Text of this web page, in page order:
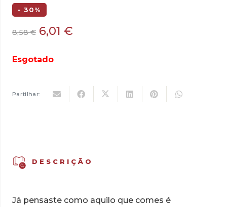
- 30%
8,58€ O
original
6,01 €
Esgotado
Partilhar:
DESCRIÇÃO
Já pensaste como aquilo que comes é